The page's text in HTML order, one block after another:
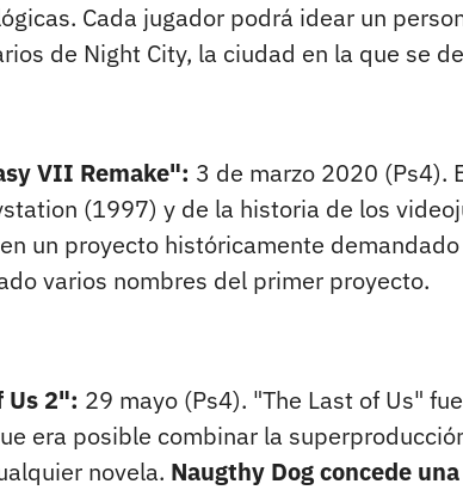
Cada jugador podrá idear un
de Night City, la ciudad en la que se
VII Remake": 3 de marzo 2020 (Ps4).
(1997) y de la historia de los
un proyecto históricamente
varios nombres del primer proyecto.
Us 2": 29 mayo (Ps4). "The Last of Us"
era posible combinar la
novela. Naugthy Dog concede